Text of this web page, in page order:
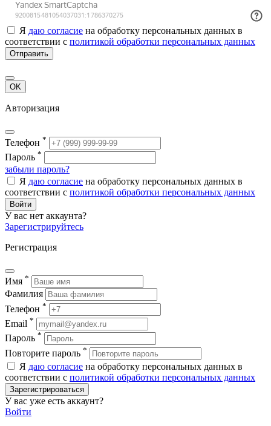
Я даю согласие на обработку персональных данных в
соответствии с политикой обработки персональных данных
Отправить
OK
Авторизация
Телефон *
Пароль *
забыли пароль?
Я даю согласие на обработку персональных данных в
соответствии с политикой обработки персональных данных
Войти
У вас нет аккаунта?
Зарегистрируйтесь
Регистрация
Имя *
Фамилия
Телефон *
Email *
Пароль *
Повторите пароль *
Я даю согласие на обработку персональных данных в
соответствии с политикой обработки персональных данных
Зарегистрироваться
У вас уже есть аккаунт?
Войти